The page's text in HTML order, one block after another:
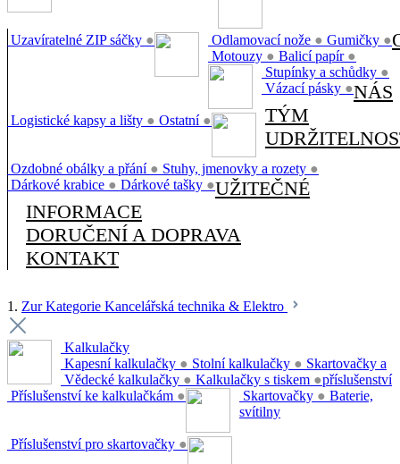
Uzavíratelné ZIP sáčky ● Odlamovací nože ● Gumičky ●
Motouzy ● Balicí papír ●
Stupínky a schůdky ●
Vázací pásky ●
Logistické kapsy a lišty ● Ostatní ●
Ozdobné obálky a přání ● Stuhy, jmenovky a rozety ●
Dárkové krabice ● Dárkové tašky ●
NÁS
TÝM
UŽITEČNÉ
INFORMACE
DORUČENÍ A DOPRAVA
KONTAKT
1. Zur Kategorie Kancelářská technika & Elektro
Kalkulačky
Kapesní kalkulačky ● Stolní kalkulačky ●
Vědecké kalkulačky ● Kalkulačky s tiskem ●
Příslušenství ke kalkulačkám ●
Skartovačky a
příslušenství
Skartovačky ●
Příslušenství pro skartovačky ●
Baterie,
svítilny